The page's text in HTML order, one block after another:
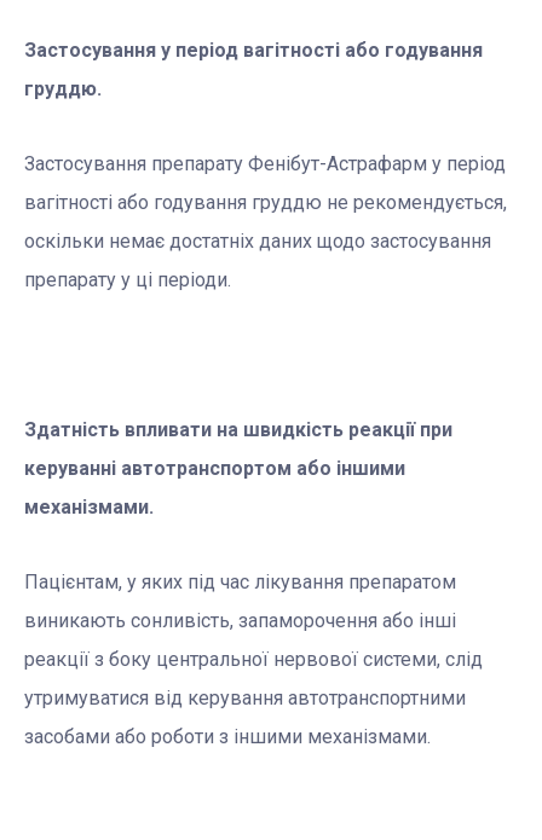
Застосування у період вагітності або годування
груддю.
Застосування препарату Фенібут-Астрафарм у період
вагітності або годування груддю не рекомендується,
оскільки немає достатніх даних щодо застосування
препарату у ці періоди.
Здатність впливати на швидкість реакції при
керуванні автотранспортом або іншими
механізмами.
Пацієнтам, у яких під час лікування препаратом
виникають сонливість, запаморочення або інші
реакції з боку центральної нервової системи, слід
утримуватися від керування автотранспортними
засобами або роботи з іншими механізмами.